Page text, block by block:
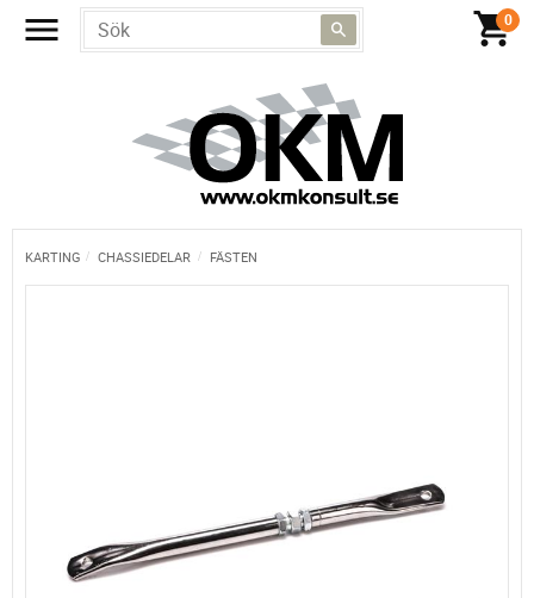
KARTING CHASSIEDELAR FÄSTEN